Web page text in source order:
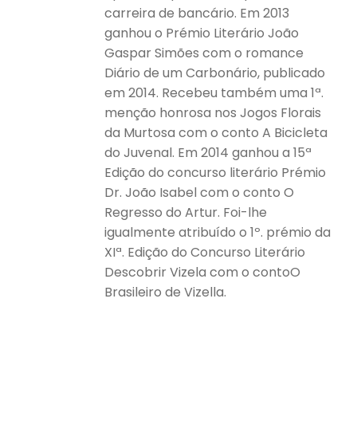
carreira de bancário. Em 2013
ganhou o Prémio Literário João
Gaspar Simões com o romance
Diário de um Carbonário, publicado
em 2014. Recebeu também uma 1ª.
menção honrosa nos Jogos Florais
da Murtosa com o conto A Bicicleta
do Juvenal. Em 2014 ganhou a 15ª
Edição do concurso literário Prémio
Dr. João Isabel com o conto O
Regresso do Artur. Foi-lhe
igualmente atribuído o 1º. prémio da
XIª. Edição do Concurso Literário
Descobrir Vizela com o contoO
Brasileiro de Vizella.